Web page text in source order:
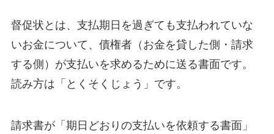
督促状とは、支払期日を過ぎても支払われていな
いお金について、債権者（お金を貸した側・請求
する側）が支払いを求めるために送る書面です。
読み方は「とくそくじょう」です。
請求書が「期日どおりの支払いを依頼する書面」